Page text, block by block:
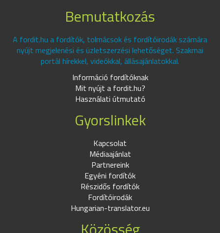
Bemutatkozás
A fordit.hu a fordítók, tolmácsok és fordítóirodák számára
nyújt megjelenési és üzletszerzési lehetőséget. Szakmai
portál hírekkel, videókkal, állásajánlatokkal.
Információ fordítóknak
Mit nyújt a fordit.hu?
Használati útmutató
Gyorslinkek
Kapcsolat
Médiaajánlat
Partnereink
Egyéni fordítók
Részidős fordítók
Fordítóirodák
Hungarian-translator.eu